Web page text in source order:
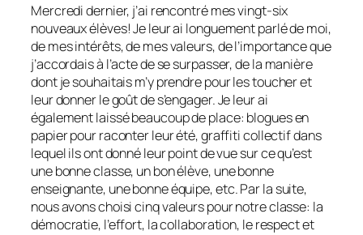
Mercredi dernier, j’ai rencontré mes vingt-six
nouveaux élèves! Je leur ai longuement parlé de moi,
de mes intérêts, de mes valeurs, de l’importance que
j’accordais à l’acte de se surpasser, de la manière
dont je souhaitais m’y prendre pour les toucher et
leur donner le goût de s’engager. Je leur ai
également laissé beaucoup de place: blogues en
papier pour raconter leur été, graffiti collectif dans
lequel ils ont donné leur point de vue sur ce qu’est
une bonne classe, un bon élève, une bonne
enseignante, une bonne équipe, etc. Par la suite,
nous avons choisi cinq valeurs pour notre classe: la
démocratie, l’effort, la collaboration, le respect et